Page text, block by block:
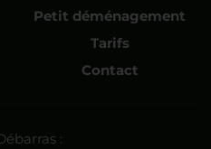
Petit déménagement
Tarifs
Contact
: